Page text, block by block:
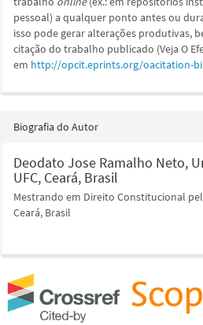
pessoal) a qualquer ponto antes ou
isso pode gerar alterações produtivas,
citação do trabalho publicado (Veja O
em http://opcit.eprints.org/oacitation-
Biografia do Autor
Deodato Jose Ramalho Neto,
UFC, Ceará, Brasil
Mestrando em Direito Constitucional
Ceará, Brasil